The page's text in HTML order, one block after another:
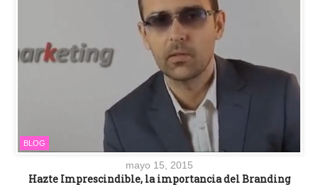
BLOG
mayo 15, 2015
Hazte Imprescindible, la importancia del Branding